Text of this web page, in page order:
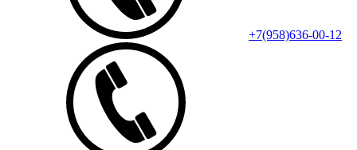
+7(958)636-00-12